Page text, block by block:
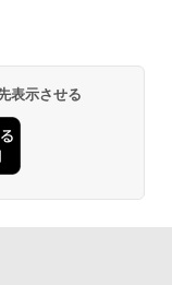
表示させる